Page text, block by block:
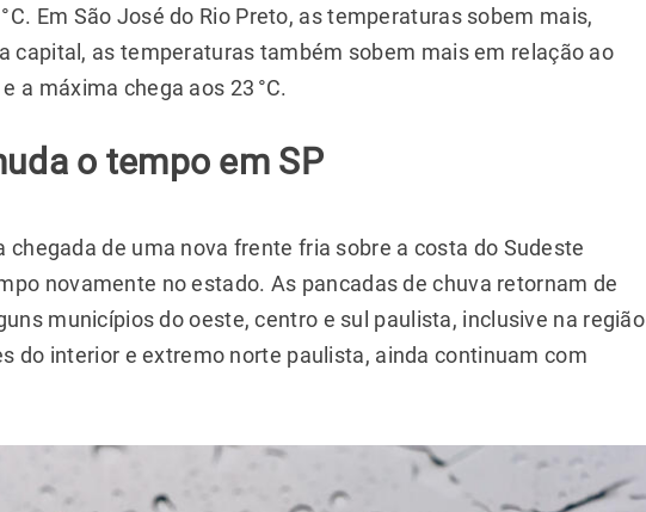
Em São José do Rio Preto, as temperaturas sobem mais,
capital, as temperaturas também sobem mais em relação ao
a máxima chega aos 23 °C.
o tempo em SP
chegada de uma nova frente fria sobre a costa do Sudeste
novamente no estado. As pancadas de chuva retornam de
municípios do oeste, centro e sul paulista, inclusive na região
do interior e extremo norte paulista, ainda continuam com